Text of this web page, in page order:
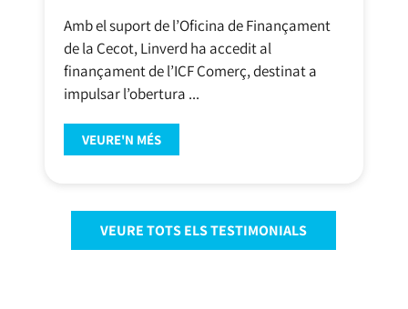
Amb el suport de l’Oficina de Finançament
de la Cecot, Linverd ha accedit al
finançament de l’ICF Comerç, destinat a
impulsar l’obertura ...
VEURE'N MÉS
VEURE TOTS ELS TESTIMONIALS